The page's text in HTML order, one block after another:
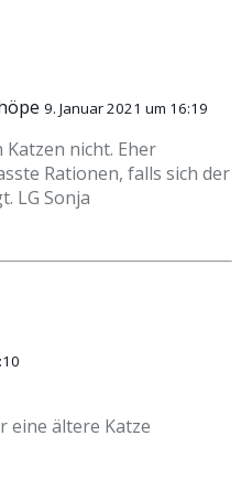
9. Januar 2021 um 16:19
nicht. Eher
Rationen, falls sich der
LG Sonja
eine ältere Katze